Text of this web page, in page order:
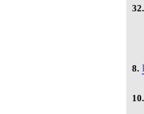
32.
8.
10.